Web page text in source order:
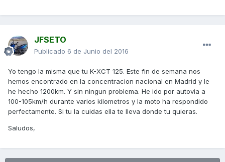
JFSETO
Publicado 6 de Junio del 2016
Yo tengo la misma que tu K-XCT 125. Este fin de semana nos
hemos encontrado en la concentracion nacional en Madrid y le
he hecho 1200km. Y sin ningun problema. He ido por autovia a
100-105km/h durante varios kilometros y la moto ha respondido
perfectamente. Si tu la cuidas ella te lleva donde tu quieras.
Saludos,